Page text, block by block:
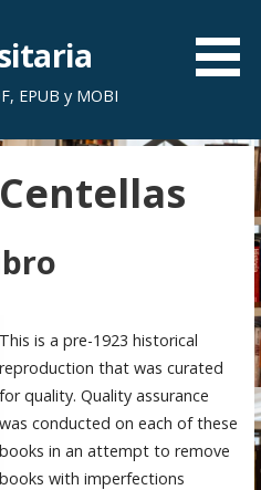
EPUB y MOBI
This is a pre-1923 historical
reproduction that was curated
for quality. Quality assurance
was conducted on each of these
books in an attempt to remove
books with imperfections